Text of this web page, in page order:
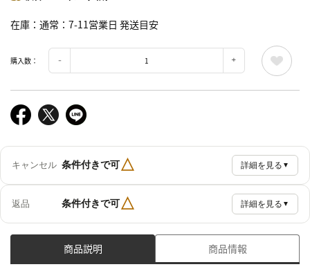
在庫 通常：7-11営業日 発送目安
購入数：
キャンセル 条件付きで可△ 詳細を見る ▼
返品 条件付きで可△ 詳細を見る ▼
商品説明 商品情報